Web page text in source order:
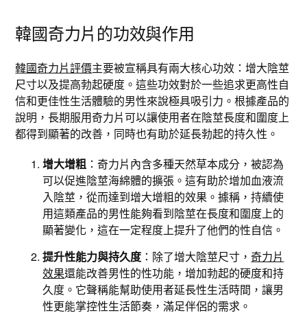
韓國奇力片的功效與作用
韓國奇力片評價主要被宣稱具有兩大核心功效：增大陰莖
尺寸以及提高勃起硬度。這些功效對於一些追求更高性自
信和更佳性生活體驗的男性來說極具吸引力。根據產品的
說明，長期服用奇力片可以讓使用者在陰莖長度和圍度上
都得到顯著的改善，同時也有助於延長勃起的持久性。
增大增粗 ：奇力片內含多種天然草本成分，被認為
可以促進陰莖海綿體的擴張。這有助於增加血液流
入陰莖，從而達到增大增粗的效果。據稱，持續使
用這類產品的男性能夠看到陰莖在長度和圍度上的
顯著變化，這在一定程度上提升了他們的性自信。
提升性能力與持久度 ：除了增大陰莖尺寸，奇力片
效果還能改善男性的性功能，增加勃起的硬度和持
久度。它聲稱能幫助使用者延長性生活時間，讓男
性更能掌控性生活節奏，滿足伴侶的需求。